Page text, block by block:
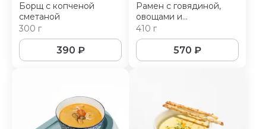
Борщ с копченой
сметаной
300 г
390 ₽
Рамен с говядиной,
овощами и
маринованным мягким
яйцом
410 г
570 ₽